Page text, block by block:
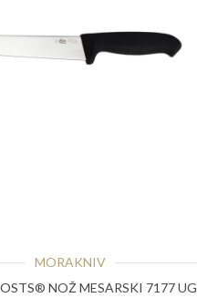
MORAKNIV
NOŽ MESARSKI 7177 UG